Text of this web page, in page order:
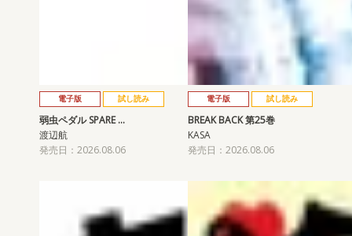
電子版 試し読み
弱虫ペダル SPARE …
渡辺航
発売日：2026.08.06
電子版 試し読み
BREAK BACK 第25巻
KASA
発売日：2026.08.06